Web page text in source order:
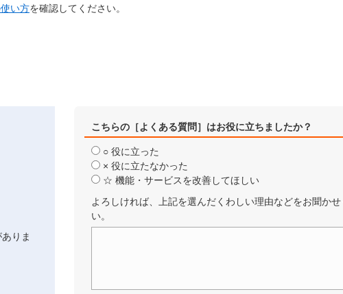
い方を確認してください。
りま
こちらの［よくある質問］はお役に立ちましたか？
○ 役に立った
× 役に立たなかった
☆ 機能・サービスを改善してほしい
よろしければ、上記を選んだくわしい理由などをお聞かせ
い。